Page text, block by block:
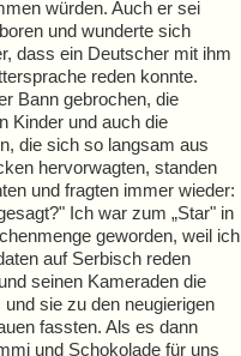
würden. Auch er sei
und wunderte sich
dass ein Deutscher mit ihm
reden konnte.
Bann gebrochen, die
Kinder und auch die
die sich so langsam aus
hervorwagten, standen
und fragten immer wieder:
Ich war zum „Star" in
geworden, weil ich
auf Serbisch reden
seinen Kameraden die
sie zu den neugierigen
fassten. Als es dann
und Schokolade für uns